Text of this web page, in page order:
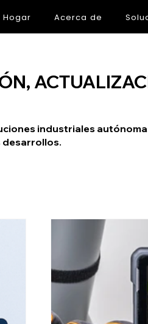
Hogar Acerca de
industriales
desarrollos.